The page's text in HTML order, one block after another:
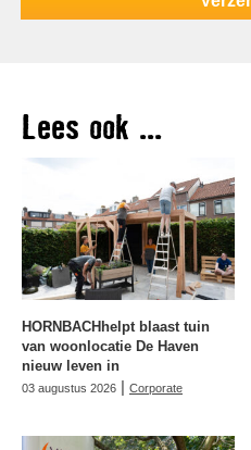
Lees ook ...
HORNBACHhelpt blaast tuin
van woonlocatie De Haven
nieuw leven in
03 augustus 2026 | Corporate